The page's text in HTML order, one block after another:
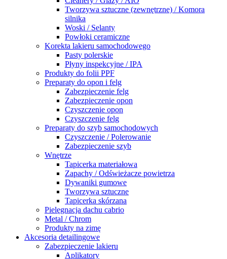
Tworzywa sztuczne (zewnętrzne) / Komora
silnika
Woski / Selanty
Powłoki ceramiczne
Korekta lakieru samochodowego
Pasty polerskie
Płyny inspekcyjne / IPA
Produkty do folii PPF
Preparaty do opon i felg
Zabezpieczenie felg
Zabezpieczenie opon
Czyszczenie opon
Czyszczenie felg
Preparaty do szyb samochodowych
Czyszczenie / Polerowanie
Zabezpieczenie szyb
Wnętrze
Tapicerka materiałowa
Zapachy / Odświeżacze powietrza
Dywaniki gumowe
Tworzywa sztuczne
Tapicerka skórzana
Pielęgnacja dachu cabrio
Metal / Chrom
Produkty na zimę
Akcesoria detailingowe
Zabezpieczenie lakieru
Aplikatory